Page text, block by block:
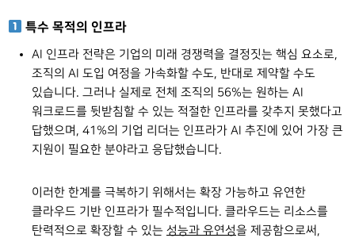
특수 목적의 인프라
AI 인프라 전략은 기업의 미래 경쟁력을 결정짓는 핵심 요소로,
조직의 AI 도입 여정을 가속화할 수도, 반대로 제약할 수도
있습니다. 그러나 실제로 전체 조직의 56%는 원하는 AI
워크로드를 뒷받침할 수 있는 적절한 인프라를 갖추지 못했다고
답했으며, 41%의 기업 리더는 인프라가 AI 추진에 있어 가장 큰
지원이 필요한 분야라고 응답했습니다.
이러한 한계를 극복하기 위해서는 확장 가능하고 유연한
클라우드 기반 인프라가 필수적입니다. 클라우드는 리소스를
탄력적으로 확장할 수 있는 성능과 유연성을 제공함으로써,